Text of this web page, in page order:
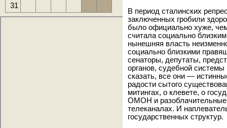
31
В период сталинских
заключенных гробили
было официально хуже, чем
считала социально
нынешняя власть
социально близкими
сенаторы, депутаты,
органов, судебной
сказать, все они —
радости сытого
митингах, о клевете, о
ОМОН и
телеканалах. И
государственных структур.